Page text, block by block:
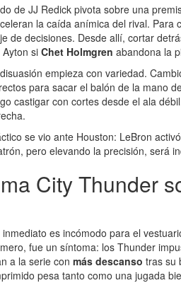
de JJ Redick pivota sobre una
la caída anímica del rival.
de decisiones. Desde allí, cortar
si Chet Holmgren abandona la
empieza con variedad.
para sacar el balón de la mano
castigar con cortes desde el ala
se vio ante Houston: LeBron
pero elevando la precisión, será
City Thunder
es incómodo para el
fue un síntoma: los Thunder
a la serie con más descanso tras su
pesa tanto como una jugada